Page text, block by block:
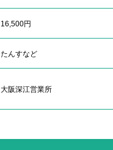
16,500円
たんすなど
大阪深江営業所